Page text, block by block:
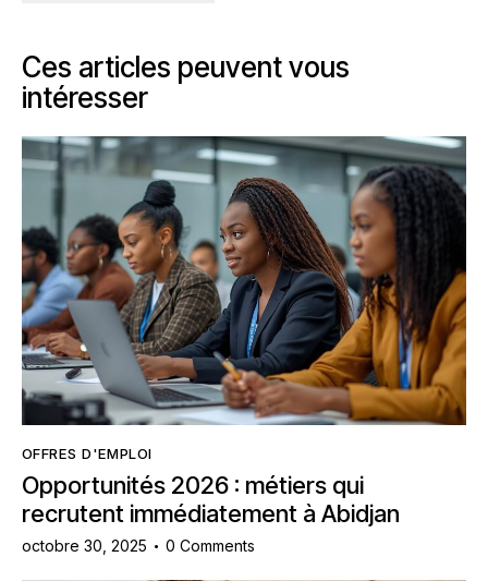
Ces articles peuvent vous
intéresser
OFFRES D'EMPLOI
Opportunités 2026 : métiers qui
recrutent immédiatement à Abidjan
octobre 30, 2025 0 Comments